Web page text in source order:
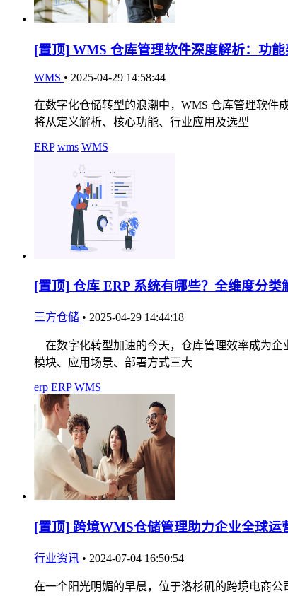
[置顶] WMS 仓库管理软件深度解析：功
WMS • 2025-04-29 14:58:44
在数字化仓储转型的浪潮中，WMS 仓库管理软件
将从定义解析、核心功能、行业应用及选型
ERP wms WMS
[置顶] 仓库 ERP 系统有哪些？全维度分类
三方仓储 • 2025-04-29 14:44:18
在数字化转型加速的今天，仓库管理效率成为企
模块、应用场景、部署方式三大
erp ERP WMS
[置顶] 跨境WMS仓储管理助力企业全球运
行业资讯 • 2024-07-04 16:50:54
在一个阳光明媚的早晨，位于洛杉矶的跨境电商公